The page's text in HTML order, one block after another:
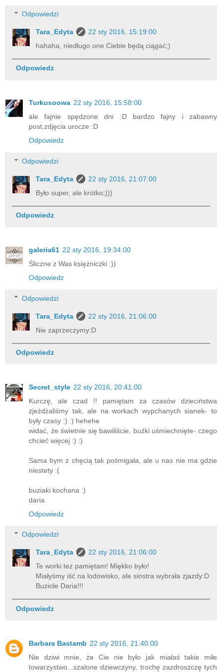
Odpowiedzi
Tara_Edyta
22 sty 2016, 15:19:00
hahaha, niedługo one Ciebie będą ciągać;)
Odpowiedz
Turkusoowa 22 sty 2016, 15:58:00
ale fajnie spędzone dni :D bardzo fajny i zabawny
post,zdjęcia urocze :D
Odpowiedz
Odpowiedzi
Tara_Edyta
22 sty 2016, 21:07:00
Było super, ale krótko;)))
Odpowiedz
galeria61 22 sty 2016, 19:34:00
Śliczne z Was księżniczki :))
Odpowiedz
Odpowiedzi
Tara_Edyta
22 sty 2016, 21:06:00
Nie zaprzeczymy:D
Odpowiedz
Secret_style 22 sty 2016, 20:41:00
Kurczę, ale czad !! pamiętam za czasów dzieciństwa
zjeżdżaliśmy tak, ale na workach wypchanych sianek- to
były czasy :) :) hehehe
widać, że świetnie się bawiliście, buźki uśmiechnięte- czego
chcieć więcej :) :)
Sama bym z chęcią tak pośmigała, ale u nas nie ma gdzie
niestety :(
buziaki kochana :)
daria
Odpowiedz
Odpowiedzi
Tara_Edyta
22 sty 2016, 21:06:00
Te worki tez pamiętam! Miękko było!
Miałyśmy iść na lodowisko, ale siostra wybrała zjazdy:D
Buziole Daria!!!
Odpowiedz
Barbara Bastamb 22 sty 2016, 21:40:00
Nie dziwi mnie, że Cie nie było jak miałaś takie miłe
towarzystwo...szalone dziewczyny, trochę zazdroszczę tych